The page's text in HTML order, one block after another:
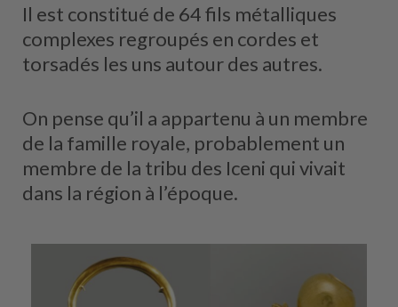
Il est constitué de 64 fils métalliques
complexes regroupés en cordes et
torsadés les uns autour des autres.
On pense qu’il a appartenu à un membre
de la famille royale, probablement un
membre de la tribu des Iceni qui vivait
dans la région à l’époque.